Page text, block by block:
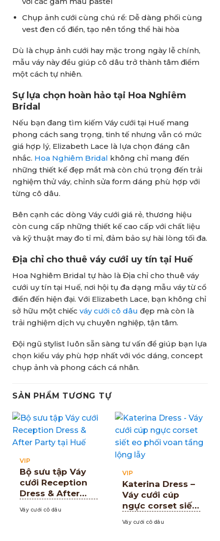
Chụp ảnh cưới cùng chú rể: Dễ dàng phối cùng
vest đen cổ điển, tạo nên tổng thể hài hòa
Dù là chụp ảnh cưới hay mặc trong ngày lễ chính,
mẫu váy này đều giúp cô dâu trở thành tâm điểm
một cách tự nhiên.
Sự lựa chọn hoàn hảo tại Hoa Nghiêm
Bridal
Nếu bạn đang tìm kiếm Váy cưới tại Huế mang
phong cách sang trọng, tinh tế nhưng vẫn có mức
giá hợp lý, Elizabeth Lace là lựa chọn đáng cân
nhắc. Hoa Nghiêm Bridal không chỉ mang đến
những thiết kế đẹp mắt mà còn chú trọng đến trải
nghiệm thử váy, chỉnh sửa form dáng phù hợp với
từng cô dâu.
Bên cạnh các dòng Váy cưới giá rẻ, thương hiệu
còn cung cấp những thiết kế cao cấp với chất liệu
và kỹ thuật may đo tỉ mỉ, đảm bảo sự hài lòng tối đa.
Địa chỉ cho thuê váy cưới uy tín tại Huế
Hoa Nghiêm Bridal tự hào là Địa chỉ cho thuê váy
cưới uy tín tại Huế, nơi hội tụ đa dạng mẫu váy từ cổ
điển đến hiện đại. Với Elizabeth Lace, bạn không chỉ
sở hữu một chiếc váy cưới cô dâu đẹp mà còn là
trải nghiệm dịch vụ chuyên nghiệp, tận tâm.
Đội ngũ stylist luôn sẵn sàng tư vấn để giúp bạn lựa
chọn kiểu váy phù hợp nhất với vóc dáng, concept
chụp ảnh và phong cách cá nhân.
SẢN PHẨM TƯƠNG TỰ
VIP
Bộ sưu tập Váy
cưới Reception
Dress & After
chọn hoàn hảo
Váy cưới cô dâu
VIP
Katerina Dress –
Váy cưới cúp
ngực corset siết
tầng lộng lẫy
Váy cưới cô dâu